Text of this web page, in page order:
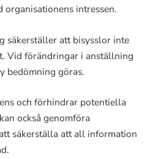
organisationens intressen.
säkerställer att bisysslor inte
Vid förändringar i anställning
bedömning göras.
och förhindrar potentiella
också genomföra
säkerställa att all information